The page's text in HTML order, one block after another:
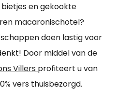
bietjes en gekookte
macaronischotel?
doen lastig voor
Door middel van de
Villers profiteert u van
vers thuisbezorgd.